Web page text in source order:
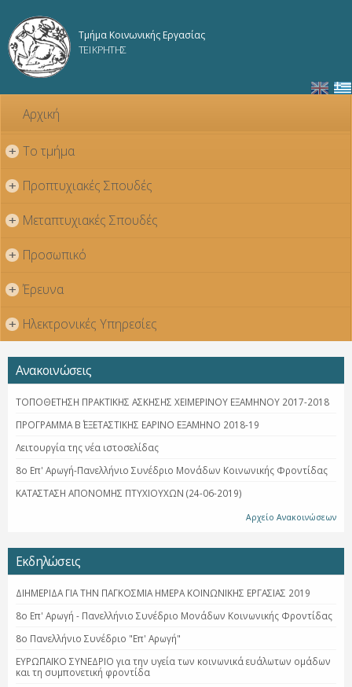
κυρίως
Τμήμα Κοινωνικής Εργασίας
ΤΕΙ ΚΡΗΤΗΣ
Αρχική
+ Το τμήμα
+ Προπτυχιακές Σπουδές
+ Μεταπτυχιακές Σπουδές
+ Προσωπικό
+ Έρευνα
+ Ηλεκτρονικές Υπηρεσίες
Ανακοινώσεις
ΤΟΠΟΘΕΤΗΣΗ ΠΡΑΚΤΙΚΗΣ ΑΣΚΗΣΗΣ ΧΕΙΜΕΡΙΝΟΥ ΕΞΑΜΗΝΟΥ 2017-2018
ΠΡΟΓΡΑΜΜΑ Β΄ ΕΞΕΤΑΣΤΙΚΗΣ ΕΑΡΙΝΟ ΕΞΑΜΗΝΟ 2018-19
Λειτουργία της νέα ιστοσελίδας
8ο Επ' Αρωγή-Πανελλήνιο Συνέδριο Μονάδων Κοινωνικής Φροντίδας
ΚΑΤΑΣΤΑΣΗ ΑΠΟΝΟΜΗΣ ΠΤΥΧΙΟΥΧΩΝ (24-06-2019)
Αρχείο Ανακοινώσεων
Εκδηλώσεις
ΔΙΗΜΕΡΙΔΑ ΓΙΑ ΤΗΝ ΠΑΓΚΟΣΜΙΑ ΗΜΕΡΑ ΚΟΙΝΩΝΙΚΗΣ ΕΡΓΑΣΙΑΣ 2019
8ο Επ' Αρωγή - Πανελλήνιο Συνέδριο Μονάδων Κοινωνικής Φροντίδας
8ο Πανελλήνιο Συνέδριο "Επ' Αρωγή"
ΕΥΡΩΠΑΪΚΟ ΣΥΝΕΔΡΙΟ για την υγεία των κοινωνικά ευάλωτων ομάδων
και τη συμπονετική φροντίδα